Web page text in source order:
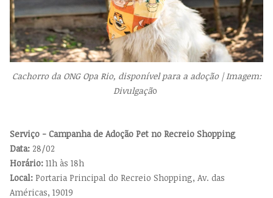
Cachorro da ONG Opa Rio, disponível para a adoção | Imagem:
Divulgação
Serviço - Campanha de Adoção Pet no Recreio Shopping
Data: 28/02
Horário: 11h às 18h
Local: Portaria Principal do Recreio Shopping, Av. das
Américas, 19019